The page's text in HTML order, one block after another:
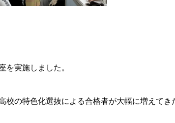
を実施しました。
校の特色化選抜による合格者が大幅に増えてき